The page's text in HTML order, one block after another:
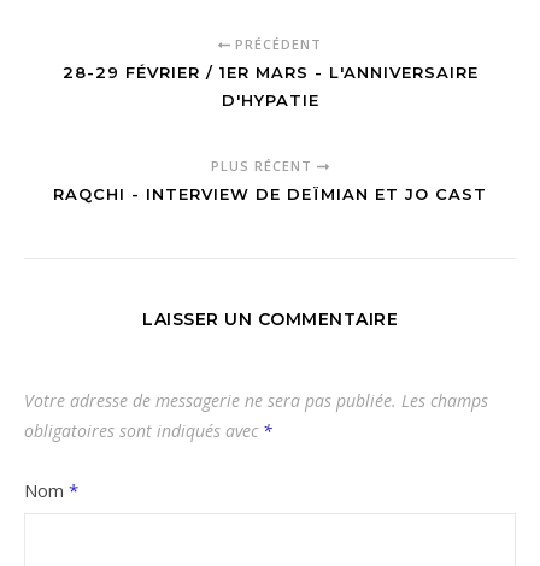
PRÉCÉDENT
28-29 FÉVRIER / 1ER MARS - L'ANNIVERSAIRE
D'HYPATIE
PLUS RÉCENT
RAQCHI - INTERVIEW DE DEÏMIAN ET JO CAST
LAISSER UN COMMENTAIRE
Votre adresse de messagerie ne sera pas publiée. Les champs
obligatoires sont indiqués avec *
Nom *